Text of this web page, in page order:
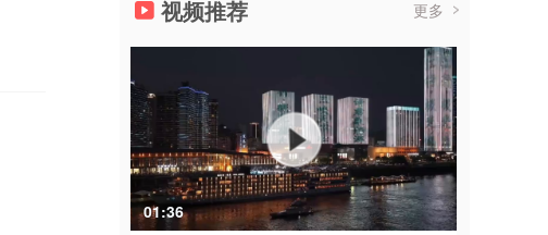
视频推荐 更多
01:36